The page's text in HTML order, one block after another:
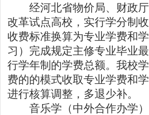
经河北省物价局、财政厅
改革试点高校，实行学分制
收费标准换算为专业学费和
习）完成规定主修专业毕业
行学年制的学费总额。我校
费的的模式收取专业学费和
进行核算调整，多退少补。
音乐学（中外合作办学）